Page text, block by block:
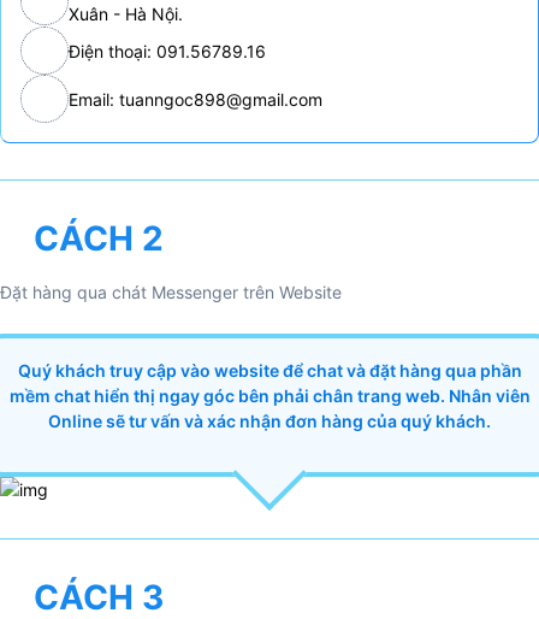
Xuân - Hà Nội.
Điện thoại: 091.56789.16
Email: tuanngoc898@gmail.com
CÁCH 2
Đặt hàng qua chát Messenger trên Website
Quý khách truy cập vào website để chat và đặt hàng qua phần
mềm chat hiển thị ngay góc bên phải chân trang web. Nhân viên
Online sẽ tư vấn và xác nhận đơn hàng của quý khách.
CÁCH 3